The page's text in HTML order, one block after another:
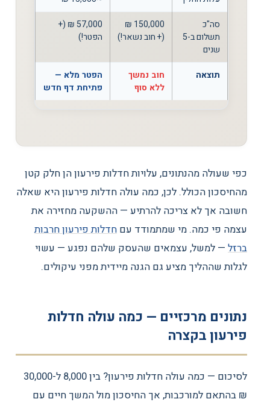
סה"כ
תשלום ב-5
שנים
150,000 ₪
(+ חוב נשאר!)
57,000 ₪ (+
הפטר!)
תוצאה
חוב נמשך
ללא סוף
הפטר מלא —
פתיחת דף חדש
כפי שעולה מהנתונים, עלויות חדלות פירעון הן חלק קטן
מהחיסכון הכולל. לכן, כמה עולה חדלות פירעון היא שאלה
חשובה אך לא צריכה להרתיע — ההשקעה מחזירה את
עצמה פי כמה. מי שמתמודד עם חדלות פירעון חרבות
ברזל — למשל, עצמאים שהעסק שלהם נפגע — עשוי
לגלות שההליך מציע גם הגנה מיידית מפני עיקולים.
נתונים מרכזיים — כמה עולה חדלות
פירעון בקצרה
לסיכום — כמה עולה חדלות פירעון? בין 8,000 ל-30,000
₪ בהתאם למורכבות, אך החיסכון מול המשך חיים עם